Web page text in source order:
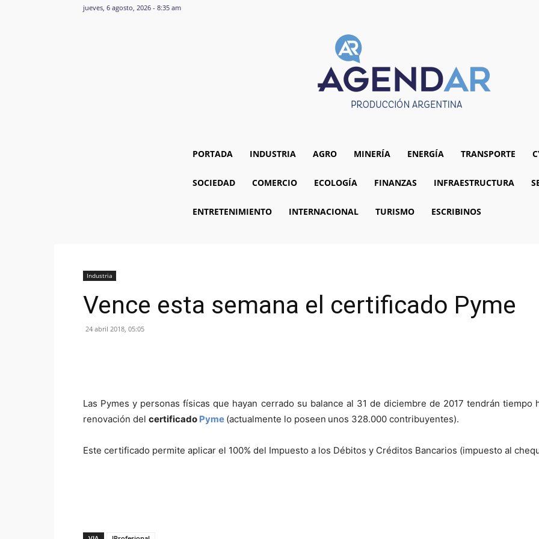
jueves, 6 agosto, 2026 - 8:35 am
PORTADA INDUSTRIA AGRO MINERÍA ENERGÍA TRANSPORTE
SOCIEDAD COMERCIO ECOLOGÍA FINANZAS INFRAESTRUCTURA
ENTRETENIMIENTO INTERNACIONAL TURISMO ESCRIBINOS
Industria
Vence esta semana el certificado Pyme
24 abril 2018, 05:05
Las Pymes y personas físicas que hayan cerrado su balance al 31 de diciembre de 2017 tendrán
renovación del certificado Pyme (actualmente lo poseen unos 328.000 contribuyentes).
Este certificado permite aplicar el 100% del Impuesto a los Débitos y Créditos Bancarios (impuesto al